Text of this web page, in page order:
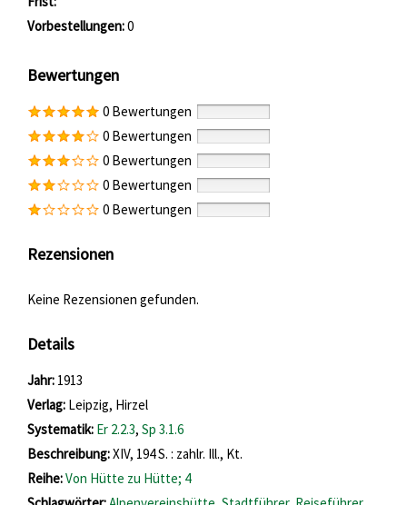
Vorbestellungen:0
Bewertungen
0 Bewertungen
0 Bewertungen
0 Bewertungen
0 Bewertungen
0 Bewertungen
Rezensionen
Keine Rezensionen gefunden.
Details
Suche nach diesem Verfasser
Jahr: 1913
Verlag: Leipzig, Hirzel
opens in new tab
Diesen Link in neuem Tab öffnen
Systematik: Suche nach dieser Systematik
Er 2.2.3, Sp 3.1.6
Suche nach diesem Interessenskreis
Beschreibung:XIV, 194 S. : zahlr. Ill., Kt.
Reihe:Von Hütte zu Hütte; 4